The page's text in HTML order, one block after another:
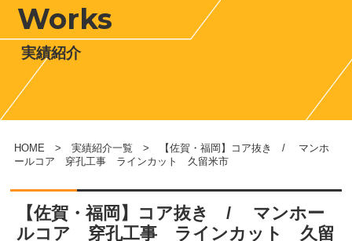
Works
実績紹介
HOME > 実績紹介一覧 > 【佐賀・福岡】コア抜き / マンホ
ールコア 穿孔工事 ラインカット 久留米市
【佐賀・福岡】コア抜き / マンホー
ルコア 穿孔工事 ラインカット 久留